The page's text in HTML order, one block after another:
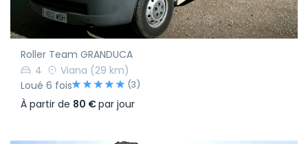
Roller Team GRANDUCA
4
Viana (29 km)
Loué 6 fois
(3)
À partir de 80 €par jour